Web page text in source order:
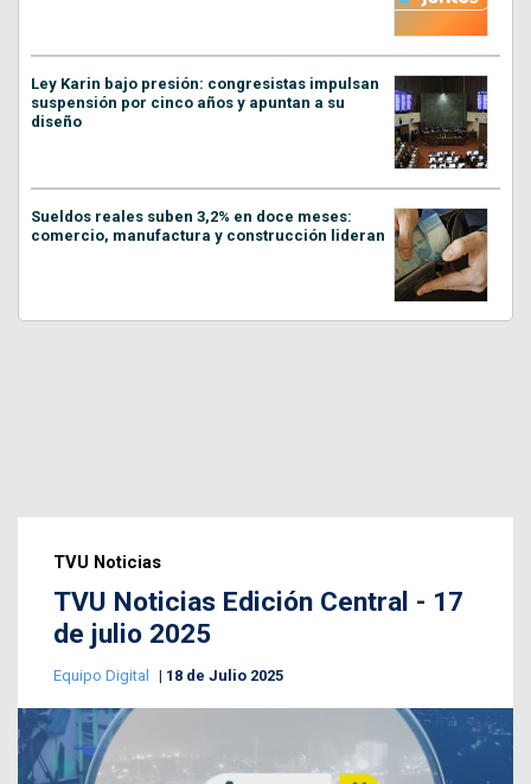
Ley Karin bajo presión: congresistas impulsan
suspensión por cinco años y apuntan a su
diseño
Sueldos reales suben 3,2% en doce meses:
comercio, manufactura y construcción lideran
TVU Noticias
TVU Noticias Edición Central - 17
de julio 2025
Equipo Digital 18 de Julio 2025